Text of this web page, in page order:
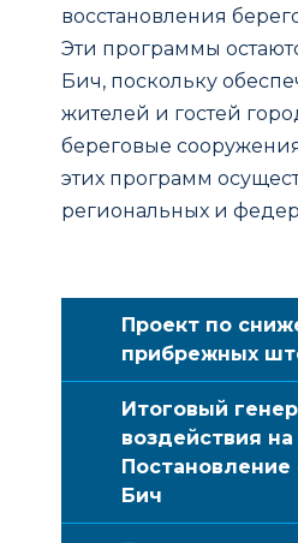
восстановления
Эти программы
Бич, поскольку
жителей и гостей
береговые
этих программ
региональных и
Проект по
прибрежных
Итоговый
воздействия
Бич